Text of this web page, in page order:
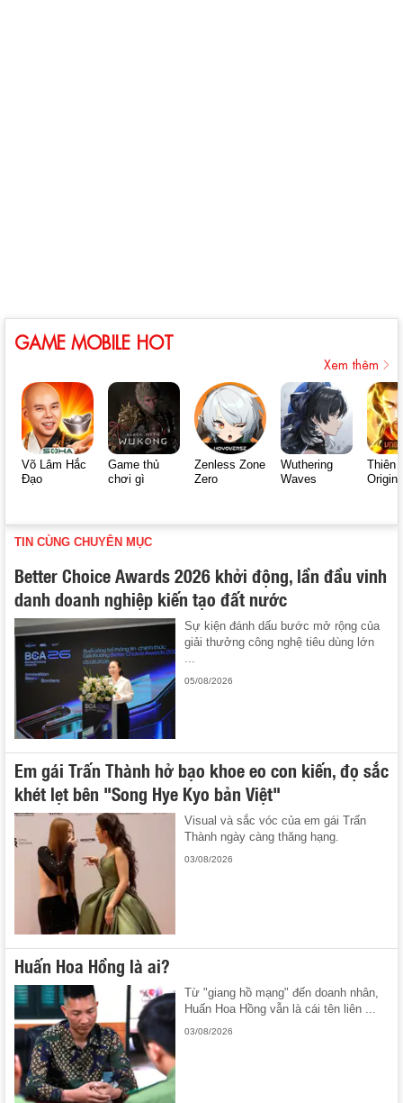
GAME MOBILE HOT
Xem thêm
Võ Lâm Hắc
Đạo
Game thủ
chơi gì
Zenless Zone
Zero
Wuthering
Waves
Thiên
Origin
TIN CÙNG CHUYÊN MỤC
Better Choice Awards 2026 khởi động, lần đầu vinh
danh doanh nghiệp kiến tạo đất nước
Sự kiện đánh dấu bước mở rộng của
giải thưởng công nghệ tiêu dùng lớn
05/08/2026
Em gái Trấn Thành hở bạo khoe eo con kiến, đọ sắc
khét lẹt bên "Song Hye Kyo bản Việt"
Visual và sắc vóc của em gái Trấn
Thành ngày càng thăng hạng.
03/08/2026
Huấn Hoa Hồng là ai?
Từ "giang hồ mạng" đến doanh nhân,
Huấn Hoa Hồng vẫn là cái tên liên ...
03/08/2026